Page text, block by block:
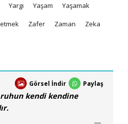
Yargı Yaşam Yaşamak
Zafer Zaman Zeka
Görsel İndir Paylaş
kendi kendine